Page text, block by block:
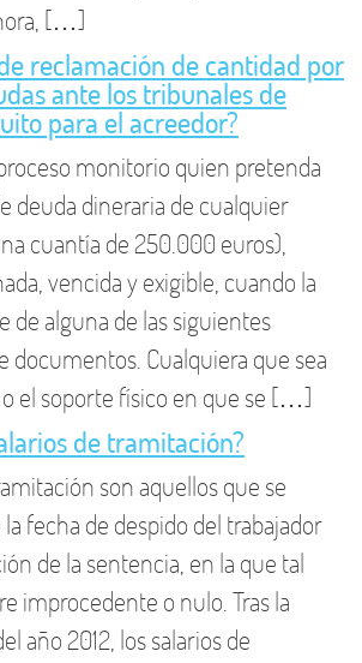
[…]
reclamación de cantidad por
ante los tribunales de
para el acreedor?
monitorio quien pretenda
deuda dineraria de cualquier
cuantía de 250.000 euros),
vencida y exigible, cuando la
de alguna de las siguientes
documentos. Cualquiera que sea
el soporte físico en que se […]
de tramitación?
son aquellos que se
fecha de despido del trabajador
de la sentencia, en la que tal
improcedente o nulo. Tras la
año 2012, los salarios de